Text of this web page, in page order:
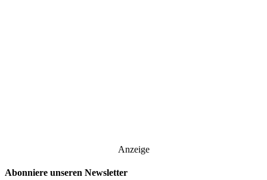
Anzeige
Abonniere unseren Newsletter